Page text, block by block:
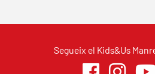
Segueix el Kids&Us